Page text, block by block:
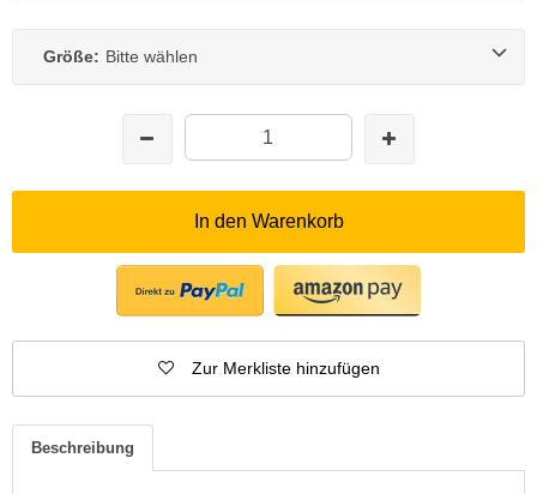
Größe: Bitte wählen
In den Warenkorb
Zur Merkliste hinzufügen
Beschreibung